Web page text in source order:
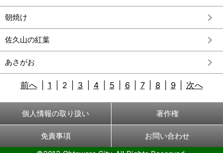
朝焼け
佐久山の紅葉
あさがお
前へ 1 2 3 4 5 6 7 8 9 次へ
個人情報の取り扱い 著作権
免責事項
お問い合わせ